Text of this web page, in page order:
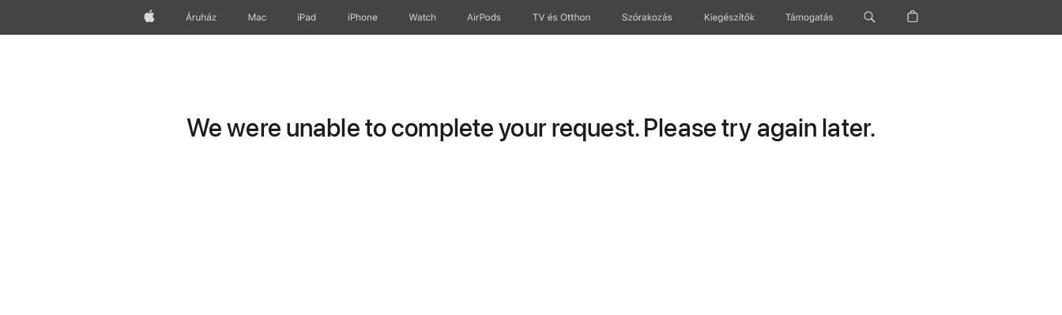
AppleÁruház Mac iPad iPhone Watch AirPods TV és Otthon Szórakozás Kiegészítők Támogatás
We were unable to complete your request. Please try again later.